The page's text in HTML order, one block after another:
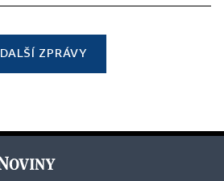
DALŠÍ ZPRÁVY